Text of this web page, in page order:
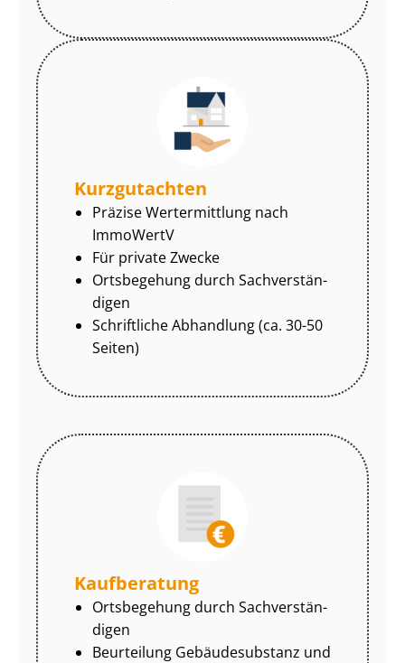
Kurzgutachten
Präzise Wertermittlung nach
ImmoWertV
Für private Zwecke
Ortsbegehung durch Sach­ver­stän­
di­gen
Schriftliche Abhandlung (ca. 30-50
Seiten)
Kaufberatung
Ortsbegehung durch Sach­ver­stän­
di­gen
Beurteilung Gebäudesubstanz und